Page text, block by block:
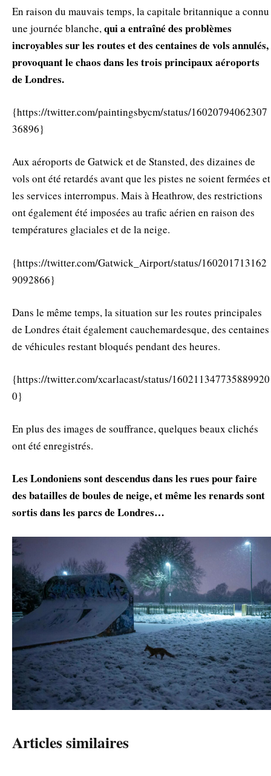
En raison du mauvais temps, la capitale britannique a connu
une journée blanche,qui a entraîné des problèmes
incroyables sur les routes et des centaines de vols annulés,
provoquant le chaos dans les trois principaux aéroports
de Londres.
{https://twitter.com/paintingsbycm/status/16020794062307
36896}
Aux aéroports de Gatwick et de Stansted, des dizaines de
vols ont été retardés avant que les pistes ne soient fermées et
les services interrompus. Mais à Heathrow, des restrictions
ont également été imposées au trafic aérien en raison des
températures glaciales et de la neige.
{https://twitter.com/Gatwick_Airport/status/160201713162
9092866}
Dans le même temps, la situation sur les routes principales
de Londres était également cauchemardesque, des centaines
de véhicules restant bloqués pendant des heures.
{https://twitter.com/xcarlacast/status/160211347735889920
0}
En plus des images de souffrance, quelques beaux clichés
ont été enregistrés.
Les Londoniens sont descendus dans les rues pour faire
des batailles de boules de neige, et même les renards sont
sortis dans les parcs de Londres…
Articles similaires